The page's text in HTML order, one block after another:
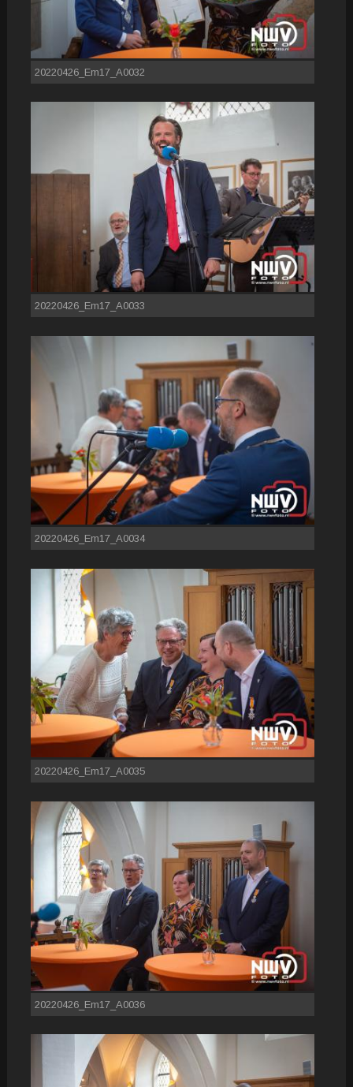
20220426_Em17_A0032
20220426_Em17_A0033
20220426_Em17_A0034
20220426_Em17_A0035
20220426_Em17_A0036